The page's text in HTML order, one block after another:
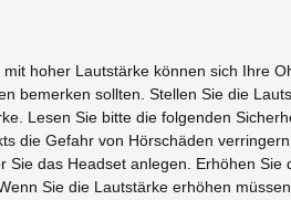
hoher Lautstärke können sich Ihre
bemerken sollten. Stellen Sie die
Lesen Sie bitte die folgenden
die Gefahr von Hörschäden
das Headset anlegen. Erhöhen Sie
Sie die Lautstärke erhöhen